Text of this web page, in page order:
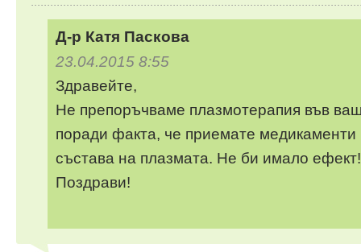
Д-р Катя Паскова
23.04.2015 8:55
Здравейте,
Не препоръчваме плазмотерапия във
поради факта, че приемате медикаменти
състава на плазмата. Не би имало ефект!
Поздрави!